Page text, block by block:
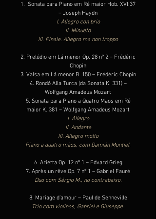
Sonata para Piano em Ré maior Hob. XVI:37
– Joseph Haydn
I. Allegro con brio
II. Minueto
III. Finale. Allegro ma non troppo
Prelúdio em Lá menor Op. 28 nº 2 – Frédéric
Chopin
Valsa em Lá menor B. 150 – Frédéric Chopin
Rondó Alla Turca (da Sonata K. 331) –
Wolfgang Amadeus Mozart
Sonata para Piano a Quatro Mãos em Ré
maior K. 381 – Wolfgang Amadeus Mozart
I. Allegro
II. Andante
III. Allegro molto
Piano a quatro mãos, com Damián Montiel.
Arietta Op. 12 nº 1 – Edvard Grieg
Après un rêve Op. 7 nº 1 – Gabriel Fauré
Duo com Sérgio M., no contrabaixo.
Mariage d’amour – Paul de Senneville
Trio com violinos, Gabriel e Giuseppe.